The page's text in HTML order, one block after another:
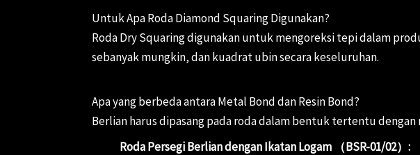
Untuk Apa Roda Diamond Squaring Digunakan?
Roda Dry Squaring digunakan untuk mengoreksi tepi dalam
sebanyak mungkin, dan kuadrat ubin secara keseluruhan.
Apa yang berbeda antara Metal Bond dan Resin Bond?
Berlian harus dipasang pada roda dalam bentuk tertentu
Roda Persegi Berlian dengan Ikatan Logam （BSR-01/02）: